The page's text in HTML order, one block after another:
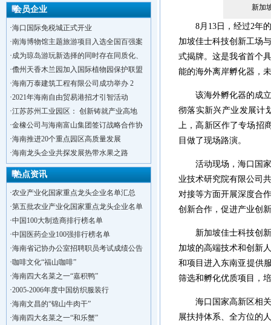
会员企业
·海口国际免税城正式开业
·南海博物馆主题旅游项目入选全国百强案
·成为琼岛游玩新选择的同时存在同质化、
·儋州天香木兰园加入国际植物园保护联盟
·海南万泰建筑工程有限公司成功举办 2
·2021年海南自由贸易港招才引智活动
·江苏苏州工业园区： 创新铸就产业高地
·金橡公司与海南富山集团签订战略合作协
·海南推进20个重点园区高质量发展
·海南龙头企业共探发展热带水果之路
热点资讯
·农业产业化国家重点龙头企业名单汇总
·第五批农业产业化国家重点龙头企业名单
·中国100大制造商排行榜名单
·中国医药企业100强排行榜名单
·海南省记协办公室招聘职员考试成绩公告
·咖啡文化“福山咖啡”
·海南四大名菜之一“嘉积鸭”
·2005-2006年度中国纺织服装行
·海南文昌的“锦山牛肉干”
·海南四大名菜之一“和乐蟹”
·洋浦不断延伸产业链，推进一批石化产业
·海口今年将投入44.4亿元推进江东新
新加
8月13日，经过2年的
加坡佳士科技创新工场
式揭牌。这是我省首个
能的海外离岸孵化器，
该海外孵化器的成立
彻落实新兴产业发展计
上，高新区作了专场招
目做了现场路演。
活动现场，海口国家
业技术研究院有限公司
对接等方面开展深度合
创新合作，促进产业创
新加坡佳士科技创新
加坡的高端技术和创新
和项目进入东南亚提供
筛选和孵化优质项目，
海口国家高新区相关
展扶持体系、全方位的